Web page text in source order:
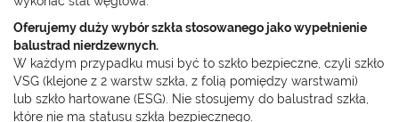
Oferujemy duży wybór szkła stosowanego jako wypełnienie
balustrad nierdzewnych.
W każdym przypadku musi być to szkło bezpieczne, czyli szkło
VSG (klejone z 2 warstw szkła, z folią pomiędzy warstwami)
lub szkło hartowane (ESG). Nie stosujemy do balustrad szkła,
które nie ma statusu szkła bezpiecznego.